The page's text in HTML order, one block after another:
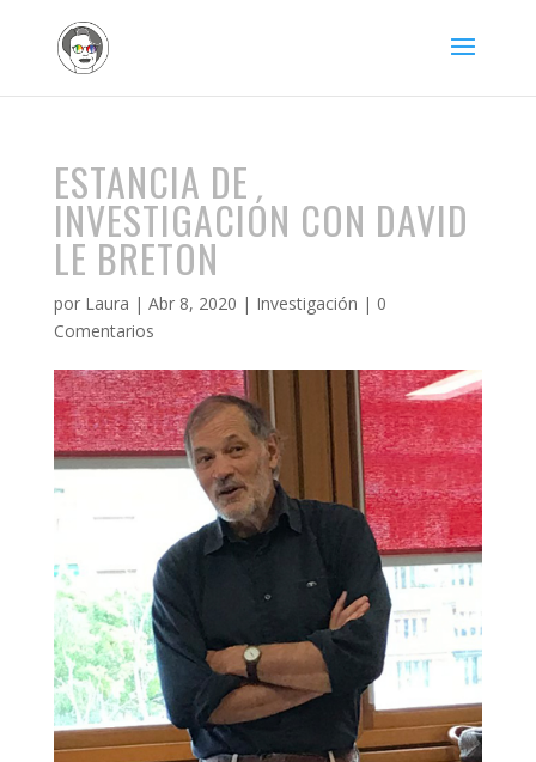
ESTANCIA DE
INVESTIGACIÓN CON DAVID
LE BRETON
por Laura | Abr 8, 2020 | Investigación | 0
Comentarios